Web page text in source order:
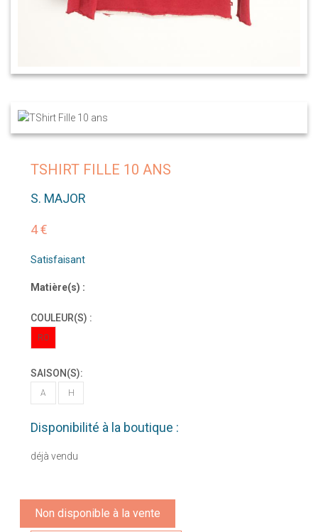
TSHIRT FILLE 10 ANS
S. MAJOR
4 €
Satisfaisant
Matière(s) :
COULEUR(S) :
RO
SAISON(S):
A H
Disponibilité à la boutique :
déjà vendu
Non disponible à la vente